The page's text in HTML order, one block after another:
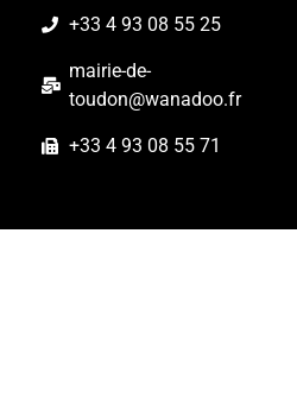
+33 4 93 08 55 25
mairie-de-
toudon@wanadoo.fr
+33 4 93 08 55 71